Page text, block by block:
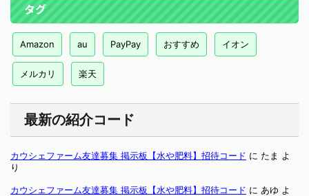
タグ
Amazon au PayPay おすすめ イオン
メルカリ 楽天
最新の紹介コード
カウシェファーム友達募集 掲示板【水や肥料】招待コード に たま よ
り
カウシェファーム友達募集 掲示板【水や肥料】招待コード に あゆ よ